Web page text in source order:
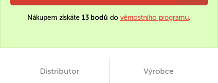
Nákupem získáte 13 bodů do věrnostního programu.
Distributor Výrobce